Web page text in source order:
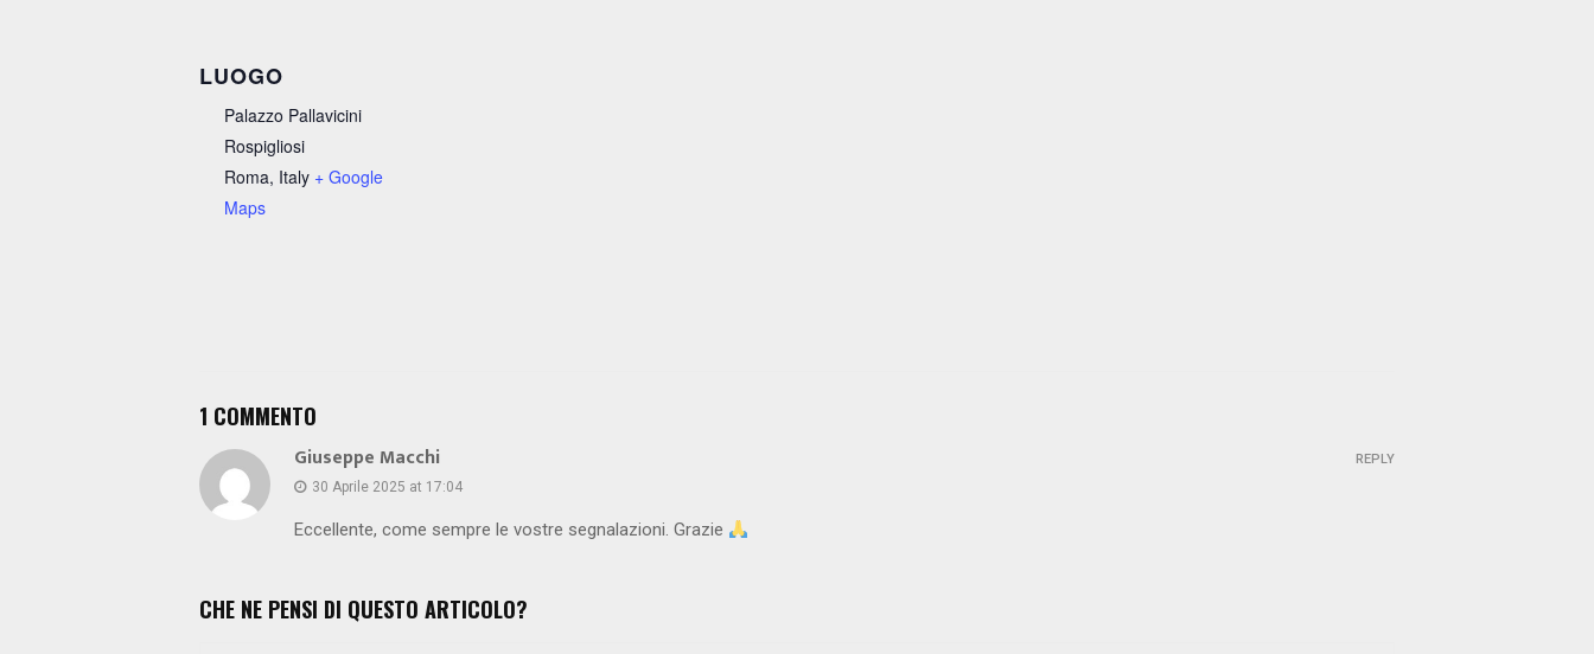
LUOGO
Palazzo Pallavicini
Rospigliosi
Roma, Italy + Google
Maps
1 COMMENTO
Giuseppe Macchi
30 Aprile 2025 at 17:04
Eccellente, come sempre le vostre segnalazioni. Grazie
REPLY
CHE NE PENSI DI QUESTO ARTICOLO?